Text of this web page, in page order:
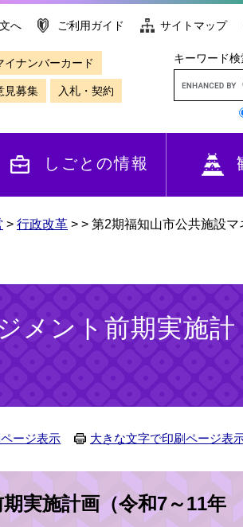
へ ご利用ガイド サイトマップ
イナンバーカード
見募集 入札・契約
キーワード検
しごとの情報
> 行政改革 > > 第2期福知山市公共施設
メント前期実施計
ージ表示 大きな文字で印刷ページ表
実施計画（令和7～11年